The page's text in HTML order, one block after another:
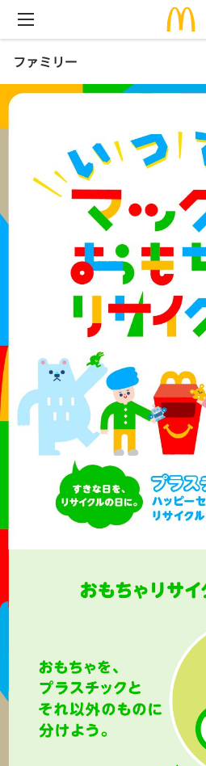
ファミリー
ハッピーセット® 本・おもちゃ紹介
おもちゃリサイクル
マックアドベンチャー®
ハロードナルド！
バースデーパーティー
プレイプレイス（旧プレイランド）